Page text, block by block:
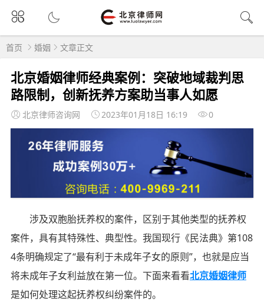
首页 婚姻 文章正文
北京婚姻律师经典案例：突破地域裁判思
路限制，创新抚养方案助当事人如愿
北京律师咨询网 2023年01月18日 16:19 0
涉及双胞胎抚养权的案件，区别于其他类型的抚养权
案件，具有其特殊性、典型性。我国现行《民法典》第108
4条明确规定了“最有利于未成年子女的原则”，也就是应当
将未成年子女利益放在第一位。下面来看看北京婚姻律师
是如何处理这起抚养权纠纷案件的。